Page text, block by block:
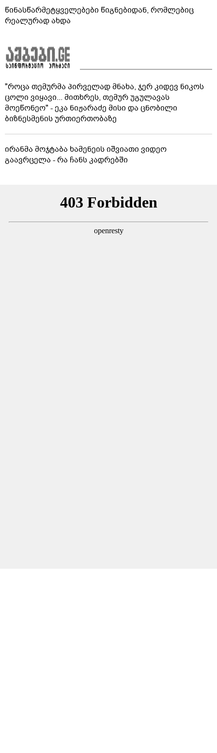
წინასწარმეტყველებები წიგნებიდან, რომლებიც
რეალურად ახდა
"როცა თემურმა პირველად მნახა, ჯერ კიდევ ნიკოს
ცოლი ვიყავი... მითხრეს, თემურ უგულავას
მოეწონეო" - ეკა ნიჟარაძე მისი და ცნობილი
ბიზნესმენის ურთიერთობაზე
ირანმა მოჯტაბა ხამენეის იშვიათი ვიდეო
გაავრცელა - რა ჩანს კადრებში